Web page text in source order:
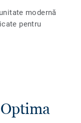
modernă
pentru